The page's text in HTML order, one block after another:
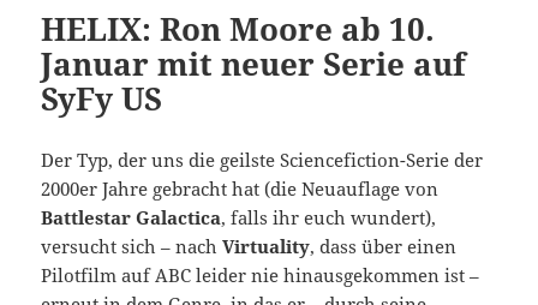
HELIX: Ron Moore ab 10.
Januar mit neuer Serie auf
SyFy US
Der Typ, der uns die geilste Sciencefiction-Serie der
2000er Jahre gebracht hat (die Neuauflage von
Battlestar Galactica, falls ihr euch wundert),
versucht sich – nachVirtuality, dass über einen
Pilotfilm auf ABC leider nie hinausgekommen ist –